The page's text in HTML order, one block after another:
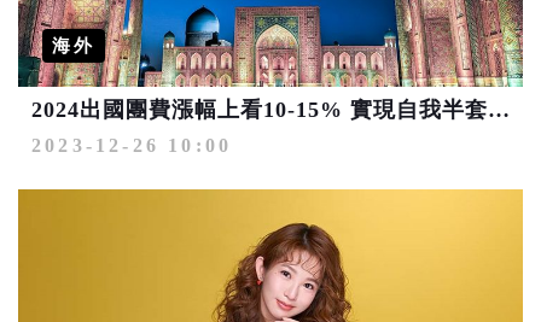
海外
2024出國團費漲幅上看10-15% 實現自我半套行程成顯學
2023-12-26 10:00